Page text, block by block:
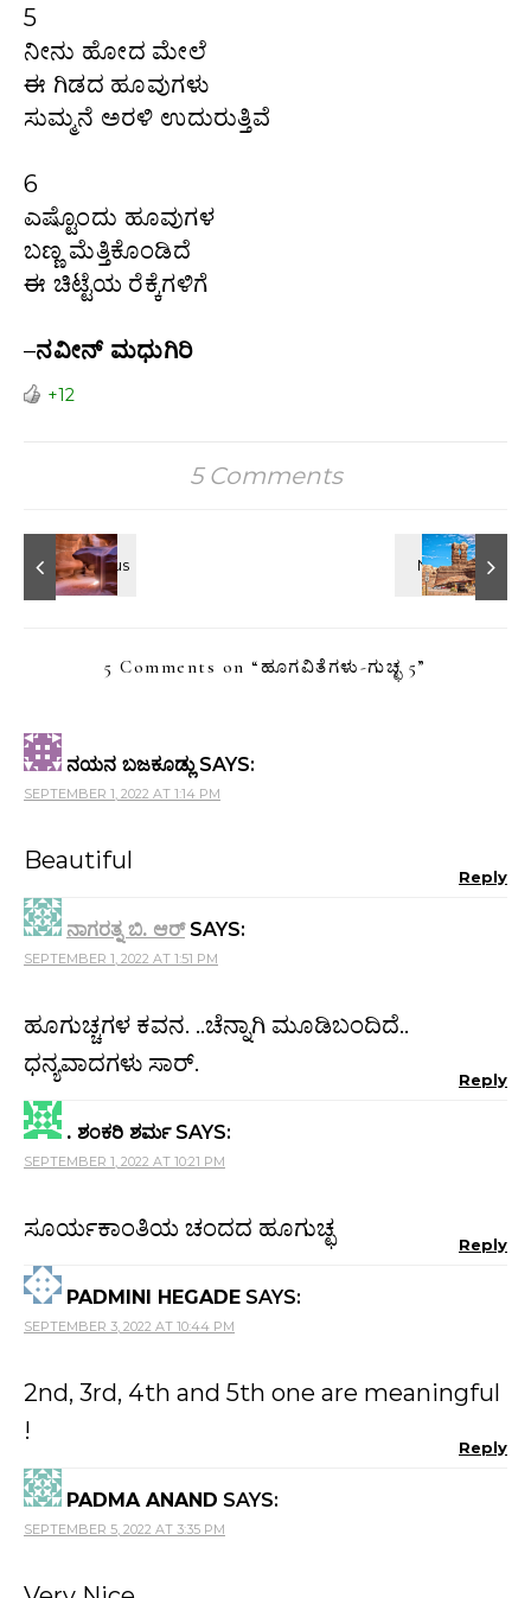
5
ನೀನು ಹೋದ ಮೇಲೆ
ಈ ಗಿಡದ ಹೂವುಗಳು
ಸುಮ್ಮನೆ ಅರಳಿ ಉದುರುತ್ತಿವೆ
6
ಎಷ್ಟೊಂದು ಹೂವುಗಳ
ಬಣ್ಣ ಮೆತ್ತಿಕೊಂಡಿದೆ
ಈ ಚಿಟ್ಟೆಯ ರೆಕ್ಕೆಗಳಿಗೆ
–ನವೀನ್ ಮಧುಗಿರಿ
+12
5 Comments
5 Comments on “ಹೂಗವಿತೆಗಳು-ಗುಚ್ಛ 5”
ನಯನ ಬಜಕೂಡ್ಲು SAYS:
SEPTEMBER 1, 2022 AT 1:14 PM
Beautiful
Reply
ನಾಗರತ್ನ ಬಿ. ಆರ್ SAYS:
SEPTEMBER 1, 2022 AT 1:51 PM
ಹೂಗುಚ್ಚಗಳ ಕವನ. ..ಚೆನ್ನಾಗಿ ಮೂಡಿಬಂದಿದೆ..
ಧನ್ಯವಾದಗಳು ಸಾರ್.
Reply
. ಶಂಕರಿ ಶರ್ಮ SAYS:
SEPTEMBER 1, 2022 AT 10:21 PM
ಸೂರ್ಯಕಾಂತಿಯ ಚಂದದ ಹೂಗುಚ್ಛ
Reply
PADMINI HEGADE SAYS:
SEPTEMBER 3, 2022 AT 10:44 PM
2nd, 3rd, 4th and 5th one are meaningful
!
Reply
PADMA ANAND SAYS:
SEPTEMBER 5, 2022 AT 3:35 PM